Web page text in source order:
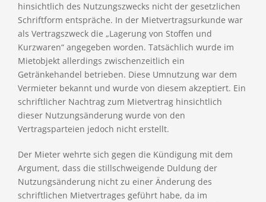
hinsichtlich des Nutzungszwecks nicht der gesetzlichen
Schriftform entspräche. In der Mietvertragsurkunde war
als Vertragszweck die „Lagerung von Stoffen und
Kurzwaren“ angegeben worden. Tatsächlich wurde im
Mietobjekt allerdings zwischenzeitlich ein
Getränkehandel betrieben. Diese Umnutzung war dem
Vermieter bekannt und wurde von diesem akzeptiert. Ein
schriftlicher Nachtrag zum Mietvertrag hinsichtlich
dieser Nutzungsänderung wurde von den
Vertragsparteien jedoch nicht erstellt.
Der Mieter wehrte sich gegen die Kündigung mit dem
Argument, dass die stillschweigende Duldung der
Nutzungsänderung nicht zu einer Änderung des
schriftlichen Mietvertrages geführt habe, da im